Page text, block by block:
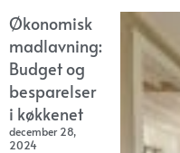
Økonomisk
madlavning:
Budget og
besparelser
i køkkenet
december 28,
2024